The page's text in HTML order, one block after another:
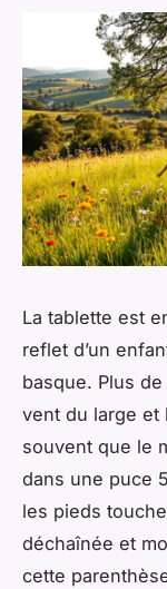
La tablette est
reflet d’un
basque. Plus
vent du large et
souvent que le
dans une puce
les pieds
déchaînée et
cette